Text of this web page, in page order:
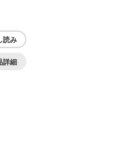
読み
詳細